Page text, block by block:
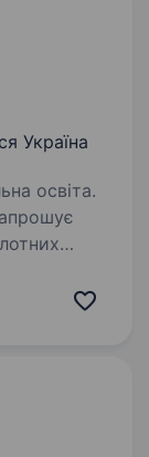
Україна
освіта.